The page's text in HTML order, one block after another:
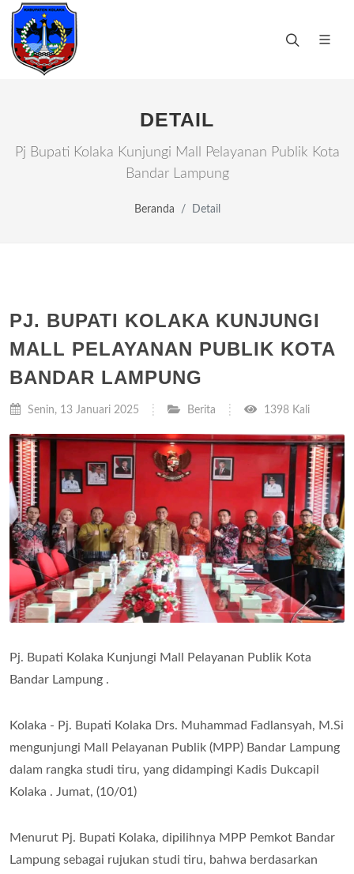
DETAIL
Pj Bupati Kolaka Kunjungi Mall Pelayanan Publik Kota
Bandar Lampung
Beranda Detail
PJ. BUPATI KOLAKA KUNJUNGI
MALL PELAYANAN PUBLIK KOTA
BANDAR LAMPUNG
Senin, 13 Januari 2025 Berita 1398 Kali
Pj. Bupati Kolaka Kunjungi Mall Pelayanan Publik Kota
Bandar Lampung .
Kolaka - Pj. Bupati Kolaka Drs. Muhammad Fadlansyah, M.Si
mengunjungi Mall Pelayanan Publik (MPP) Bandar Lampung
dalam rangka studi tiru, yang didampingi Kadis Dukcapil
Kolaka . Jumat, (10/01)
Menurut Pj. Bupati Kolaka, dipilihnya MPP Pemkot Bandar
Lampung sebagai rujukan studi tiru, bahwa berdasarkan